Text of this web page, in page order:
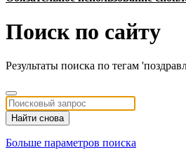
Поиск по сайту
Результаты поиска по тегам
Найти снова
Больше параметров поиска